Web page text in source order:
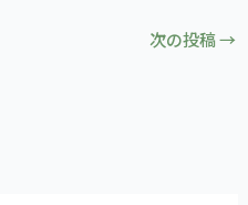
次の投稿→